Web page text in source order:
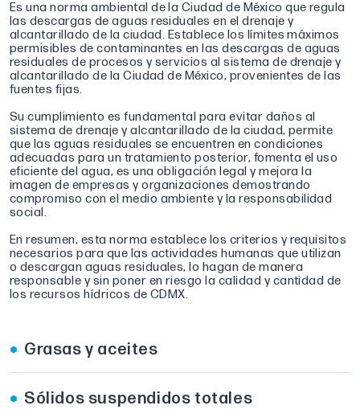
Es una norma ambiental de la Ciudad de México que regula
las descargas de aguas residuales en el drenaje y
alcantarillado de la ciudad. Establece los límites máximos
permisibles de contaminantes en las descargas de aguas
residuales de procesos y servicios al sistema de drenaje y
alcantarillado de la Ciudad de México, provenientes de las
fuentes fijas.
Su cumplimiento es fundamental para evitar daños al
sistema de drenaje y alcantarillado de la ciudad, permite
que las aguas residuales se encuentren en condiciones
adecuadas para un tratamiento posterior, fomenta el uso
eficiente del agua, es una obligación legal y mejora la
imagen de empresas y organizaciones demostrando
compromiso con el medio ambiente y la responsabilidad
social.
En resumen, esta norma establece los criterios y requisitos
necesarios para que las actividades humanas que utilizan
o descargan aguas residuales, lo hagan de manera
responsable y sin poner en riesgo la calidad y cantidad de
los recursos hídricos de CDMX.
Grasas y aceites
Sólidos suspendidos totales